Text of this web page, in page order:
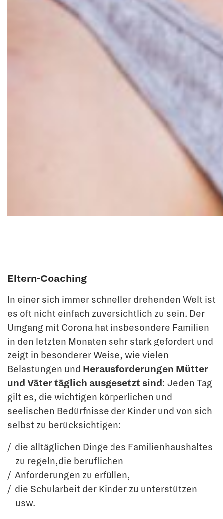
Eltern-Coaching
In einer sich immer schneller drehenden Welt ist
es oft nicht einfach zuversichtlich zu sein. Der
Umgang mit Corona hat insbesondere Familien
in den letzten Monaten sehr stark gefordert und
zeigt in besonderer Weise, wie vielen
Belastungen und Herausforderungen Mütter
und Väter täglich ausgesetzt sind : Jeden Tag
gilt es, die wichtigen körperlichen und
seelischen Bedürfnisse der Kinder und von sich
selbst zu berücksichtigen:
die alltäglichen Dinge des Familienhaushaltes
zu regeln,die beruflichen
Anforderungen zu erfüllen,
die Schularbeit der Kinder zu unterstützen
usw.